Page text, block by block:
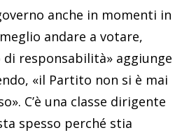
anche in momenti in
andare a votare,
di responsabilità» aggiunge
«il Partito non si è mai
C’è una classe dirigente
spesso perché stia